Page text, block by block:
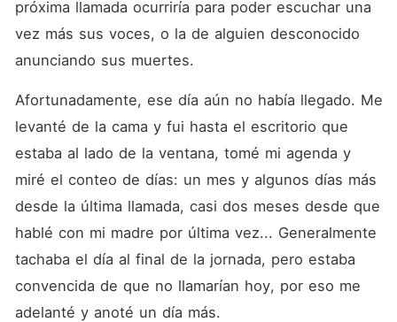
próxima llamada ocurriría para poder escuchar una
vez más sus voces, o la de alguien desconocido
anunciando sus muertes.
Afortunadamente, ese día aún no había llegado. Me
levanté de la cama y fui hasta el escritorio que
estaba al lado de la ventana, tomé mi agenda y
miré el conteo de días: un mes y algunos días más
desde la última llamada, casi dos meses desde que
hablé con mi madre por última vez... Generalmente
tachaba el día al final de la jornada, pero estaba
convencida de que no llamarían hoy, por eso me
adelanté y anoté un día más.